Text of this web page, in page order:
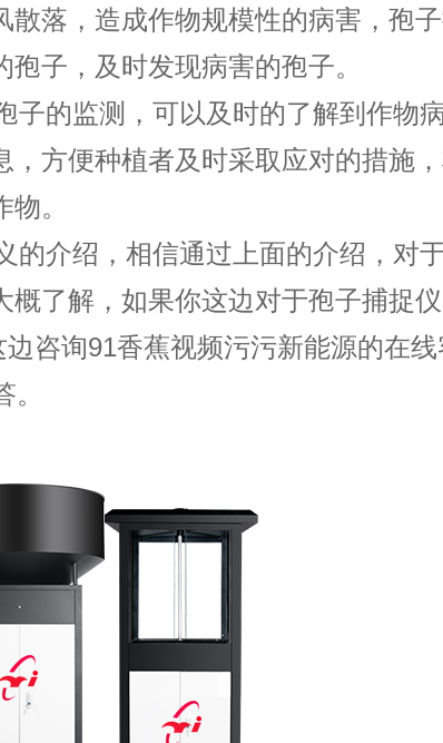
落，造成作物规模性的病害，孢
子，及时发现病害的孢子。
子的监测，可以及时的了解到作物
方便种植者及时采取应对的措施
。
的介绍，相信通过上面的介绍，对
了解，如果你这边对于孢子捕捉
咨询91香蕉视频污污新能源的在